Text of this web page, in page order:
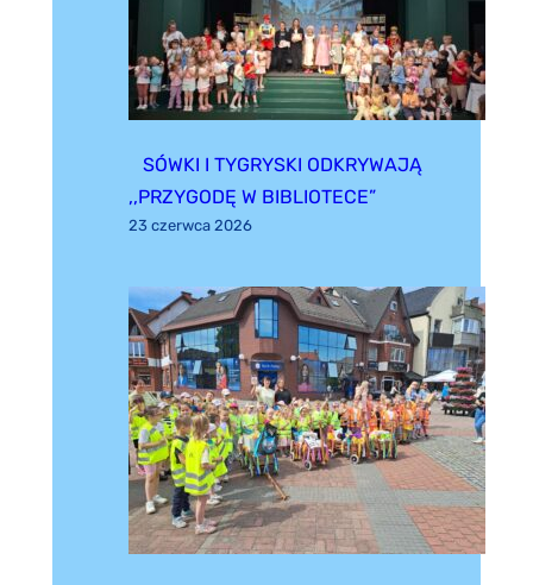
SÓWKI I TYGRYSKI ODKRYWAJĄ
,,PRZYGODĘ W BIBLIOTECE”
23 czerwca 2026